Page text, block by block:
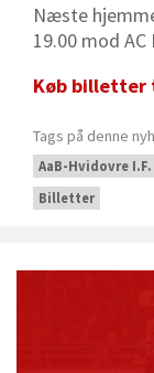
Næste
19.00 mod AC
Køb billetter
Tags på denne
AaB-Hvidovre I.F.
Billetter